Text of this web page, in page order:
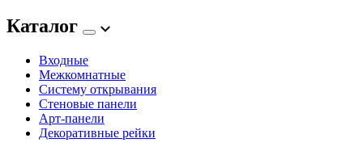
Каталог
Входные
Межкомнатные
Систему открывания
Стеновые панели
Арт-панели
Декоративные рейки